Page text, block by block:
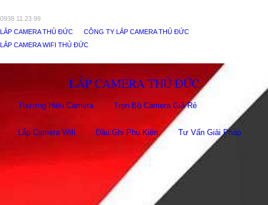
0938 11 23 99
LẮP CAMERA THỦ ĐỨC
CÔNG TY LẮP CAMERA THỦ ĐỨC
LẮP CAMERA WIFI THỦ ĐỨC
LẮP CAMERA THỦ ĐỨC
Thương Hiệu Camera Trọn Bộ Camera Giá Rẻ
Lắp Camera Wifi Đầu Ghi Phụ Kiên Tư Vấn Giải Pháp